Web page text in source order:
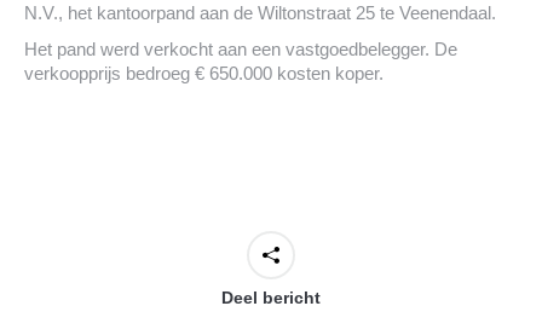
N.V., het kantoorpand aan de Wiltonstraat 25 te Veenendaal.
Het pand werd verkocht aan een vastgoedbelegger. De
verkoopprijs bedroeg € 650.000 kosten koper.
Deel bericht